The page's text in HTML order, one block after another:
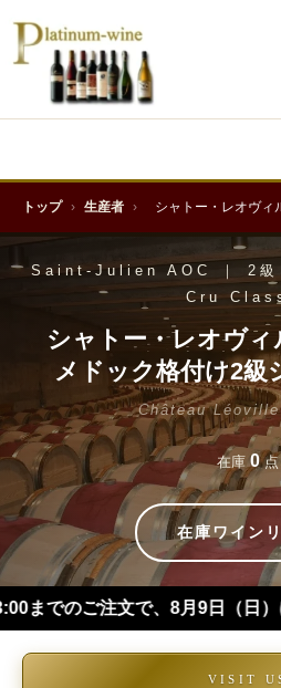
トップ › 生産者 › シャトー・レオヴィ
Saint-Julien AOC ｜ 2
Cru
シャトー・レオヴ
メドック格付け2級
Château
在庫0点
在庫ワイン
8月9日（日）にお届け可能
VISIT